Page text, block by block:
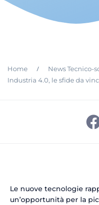
Home / News Tecnico-
Industria 4.0, le sfide da
Le nuove tecnologie
un’opportunità per la